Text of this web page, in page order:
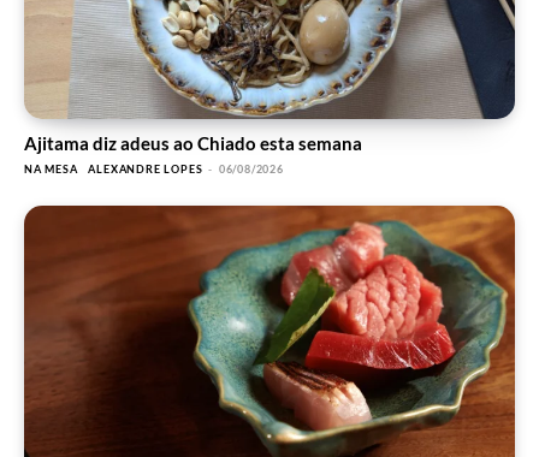
Ajitama diz adeus ao Chiado esta semana
NA MESA ALEXANDRE LOPES - 06/08/2026